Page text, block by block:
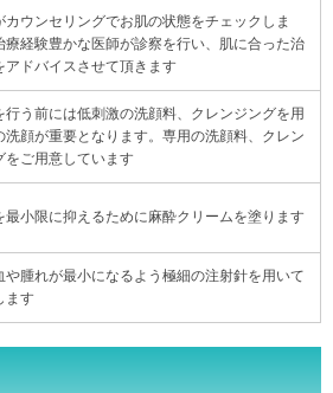
カウンセリングでお肌の状態をチェックしま
療経験豊かな医師が診察を行い、肌に合った治
アドバイスさせて頂きます
行う前には低刺激の洗顔料、クレンジングを用
洗顔が重要となります。専用の洗顔料、クレン
をご用意しています
最小限に抑えるために麻酔クリームを塗ります
や腫れが最小になるよう極細の注射針を用いて
ます